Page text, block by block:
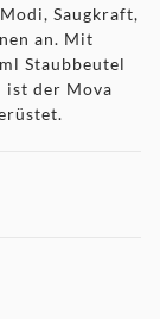
Saugkraft,
an. Mit
Staubbeutel
ist der Mova